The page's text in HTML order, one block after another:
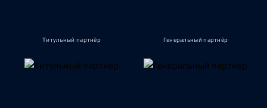
Титульный партнёр Генеральный партнёр